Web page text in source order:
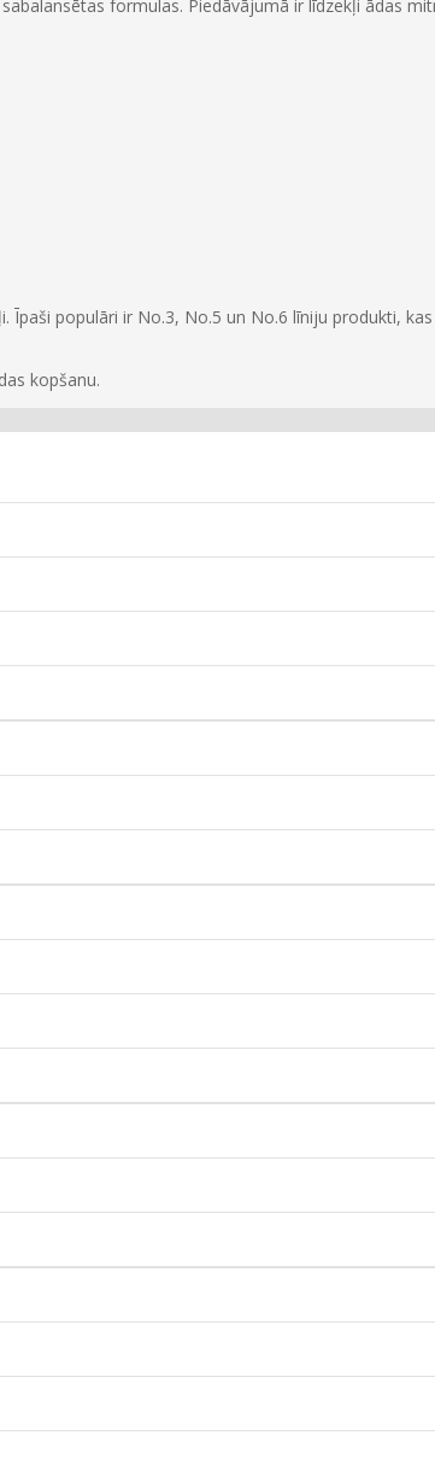
formulas. Piedāvājumā ir līdzekļi ādas
populāri ir No.3, No.5 un No.6 līniju produkti,
kopšanu.